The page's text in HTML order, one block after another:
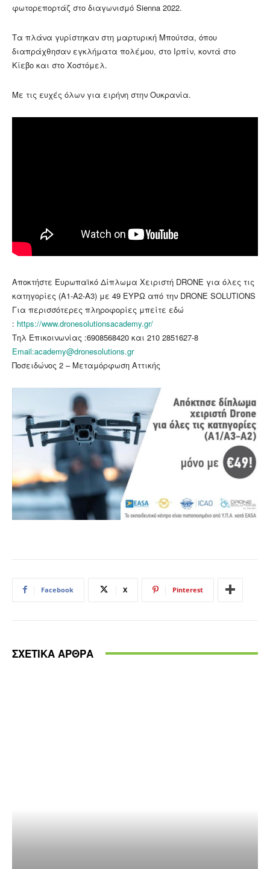
φωτορεπορτάζ στο διαγωνισμό Sienna 2022.
Τα πλάνα γυρίστηκαν στη μαρτυρική Μπούτσα, όπου
διαπράχθησαν εγκλήματα πολέμου, στο Ιρπίν, κοντά στο
Κίεβο και στο Χοστόμελ.
Με τις ευχές όλων για ειρήνη στην Ουκρανία.
Αποκτήστε Ευρωπαϊκό Δίπλωμα Χειριστή DRONE για όλες τις
κατηγορίες (Α1-Α2-Α3) με 49 ΕΥΡΩ από την DRONE SOLUTIONS
Για περισσότερες πληροφορίες μπείτε εδώ
: https://www.dronesolutionsacademy.gr/
Τηλ Επικοινωνίας :6908568420 και 210 2851627-8
Email:academy@dronesolutions.gr
Ποσειδώνος 2 – Μεταμόρφωση Αττικής
Facebook X Pinterest
ΣΧΕΤΙΚΑ ΑΡΘΡΑ